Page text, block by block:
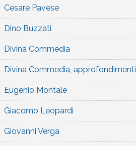
Cesare Pavese
Dino Buzzati
Divina Commedia
Divina Commedia, approfondimenti
Eugenio Montale
Giacomo Leopardi
Giovanni Verga